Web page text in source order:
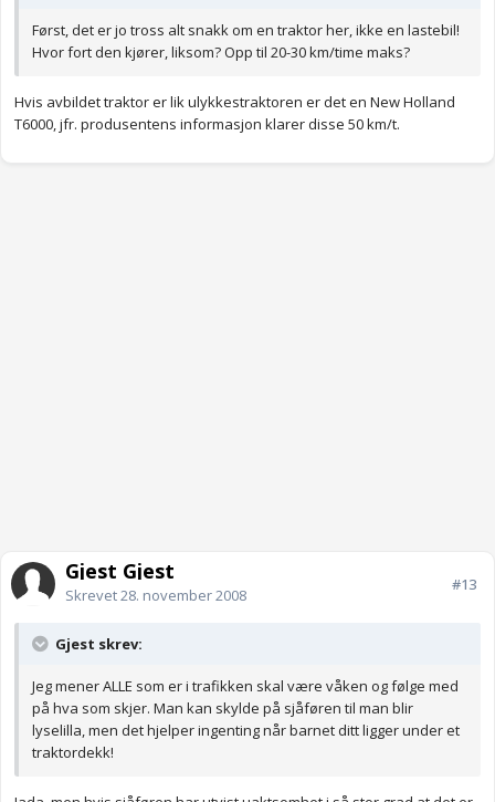
Først, det er jo tross alt snakk om en traktor her, ikke en lastebil!
Hvor fort den kjører, liksom? Opp til 20-30 km/time maks?
Hvis avbildet traktor er lik ulykkestraktoren er det en New Holland
T6000, jfr. produsentens informasjon klarer disse 50 km/t.
Gjest Gjest
Skrevet28. november 2008
#13
Gjest skrev:
Jeg mener ALLE som er i trafikken skal være våken og følge med
på hva som skjer. Man kan skylde på sjåføren til man blir
lyselilla, men det hjelper ingenting når barnet ditt ligger under et
traktordekk!